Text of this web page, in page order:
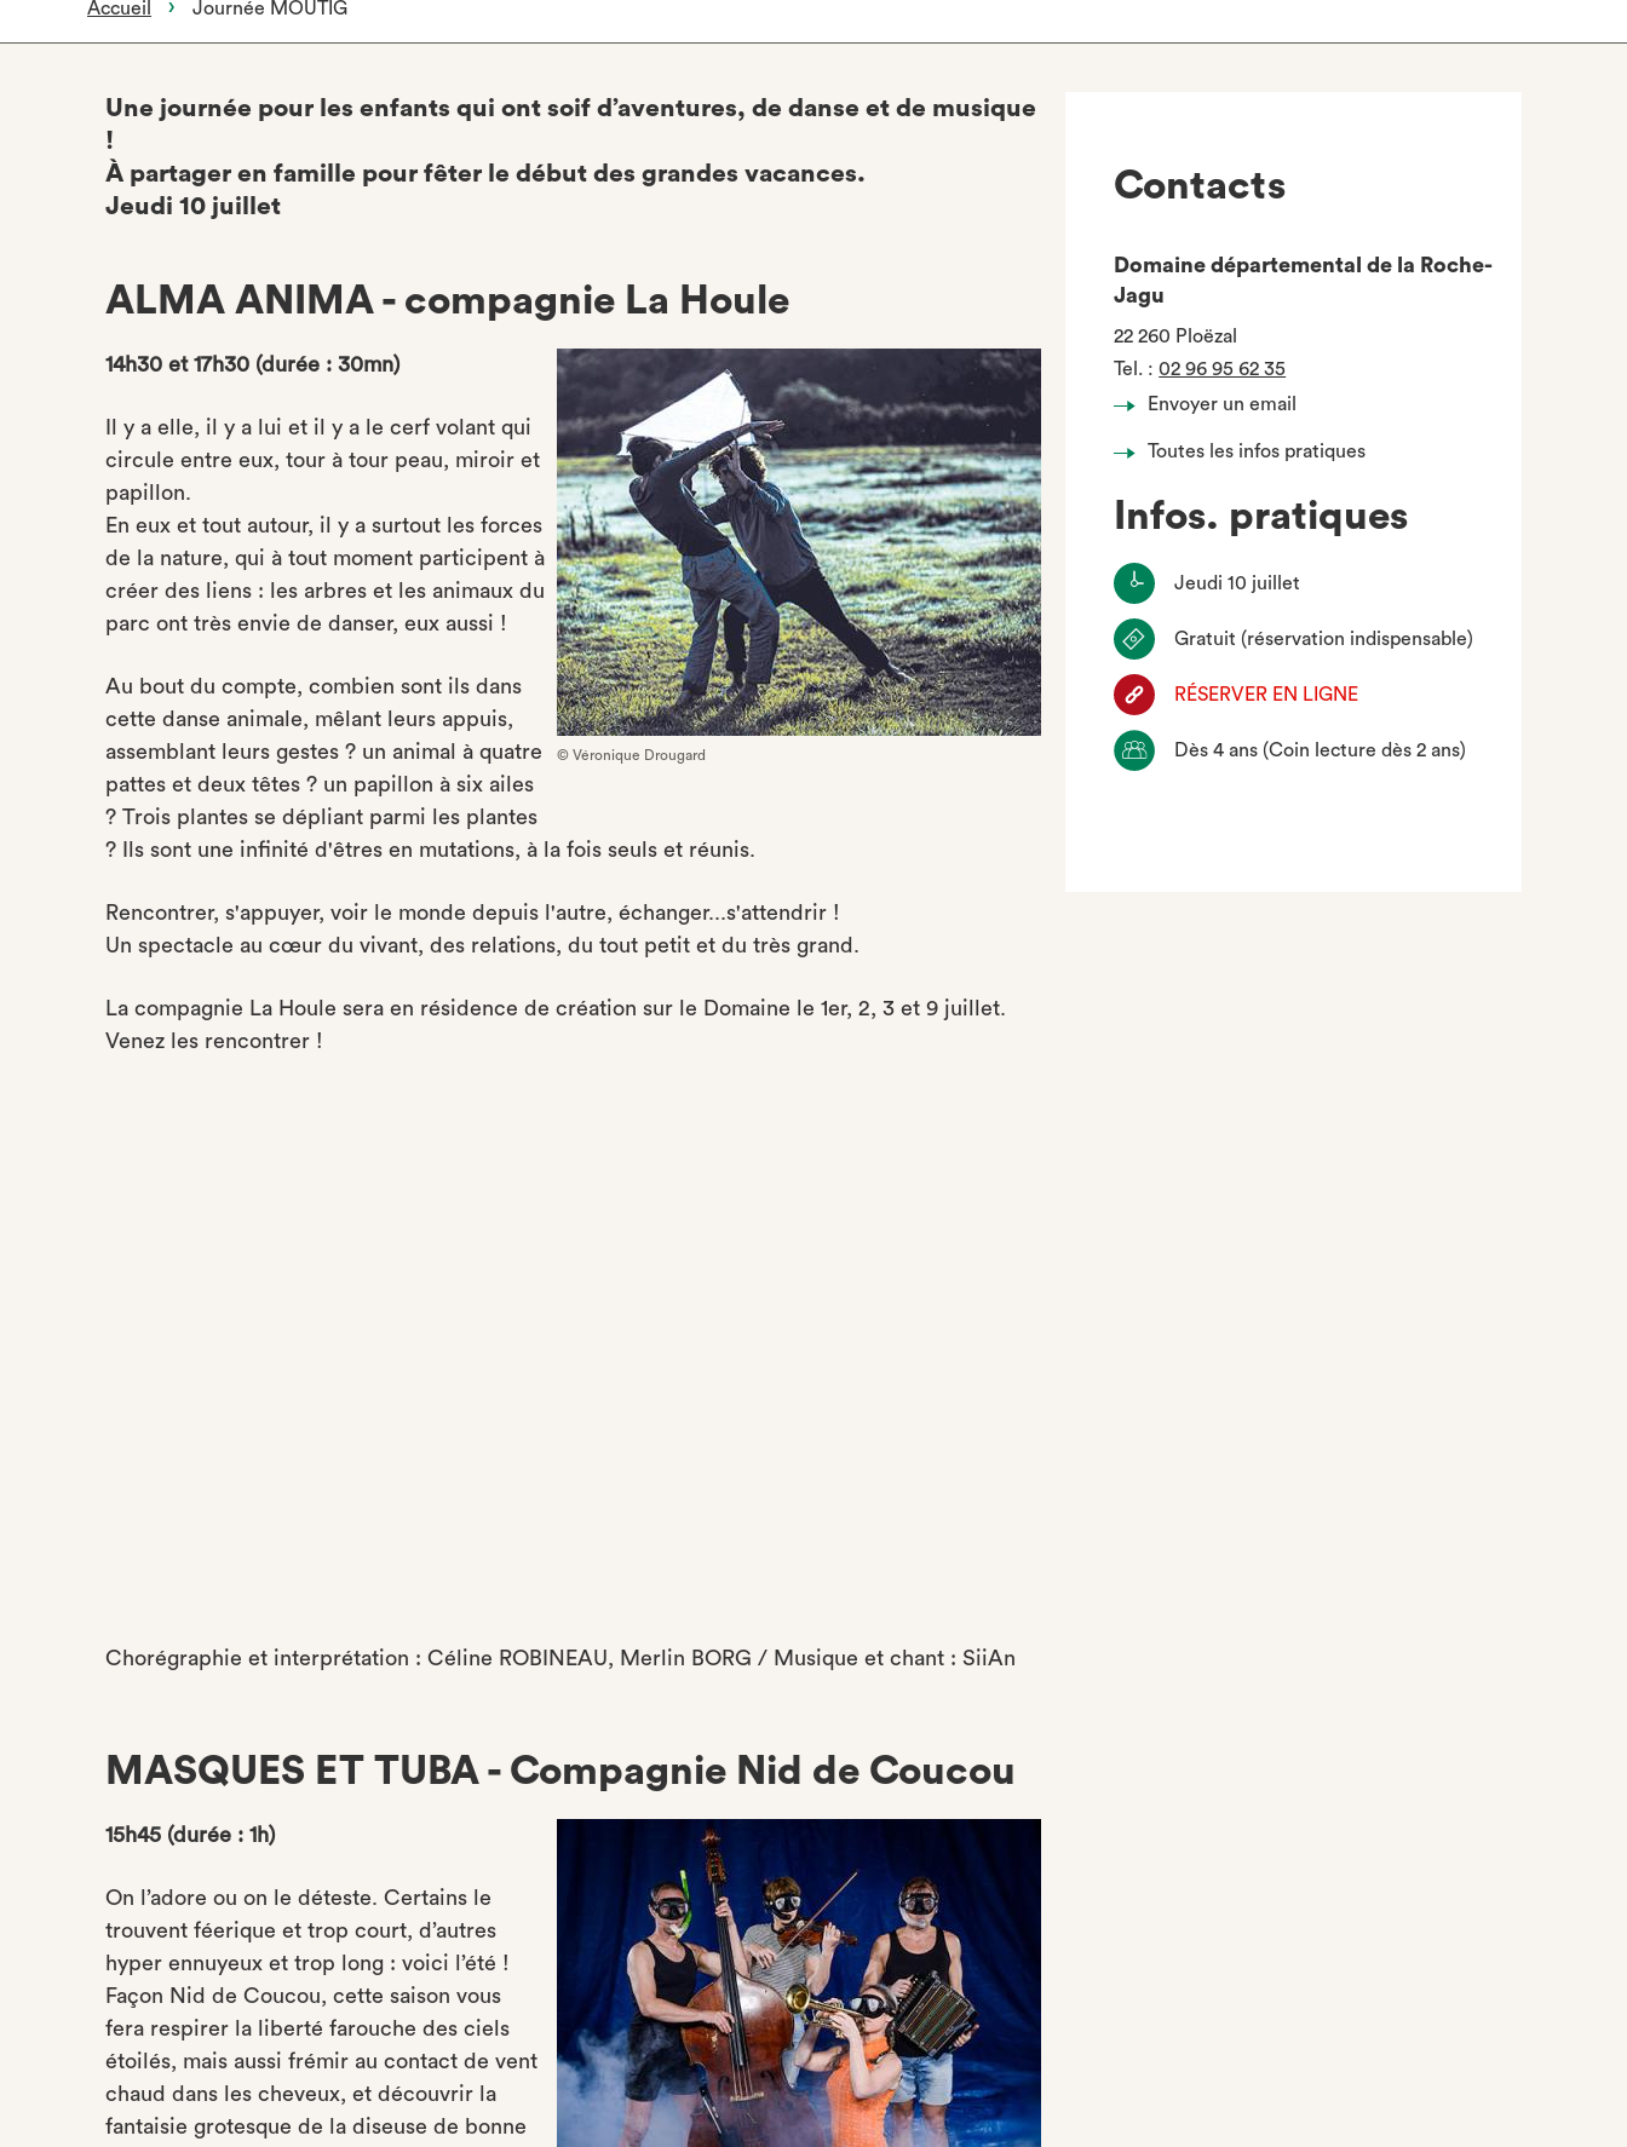
Accueil Journée MOUTIG
Une journée pour les enfants qui ont soif d’aventures, de danse et de musique
!
À partager en famille pour fêter le début des grandes vacances.
Jeudi 10 juillet
ALMA ANIMA - compagnie La Houle
© Véronique Drougard
14h30 et 17h30 (durée : 30mn)
Il y a elle, il y a lui et il y a le cerf volant qui
circule entre eux, tour à tour peau, miroir et
papillon.
En eux et tout autour, il y a surtout les forces
de la nature, qui à tout moment participent à
créer des liens : les arbres et les animaux du
parc ont très envie de danser, eux aussi !
Au bout du compte, combien sont ils dans
cette danse animale, mêlant leurs appuis,
assemblant leurs gestes ? un animal à quatre
pattes et deux têtes ? un papillon à six ailes
? Trois plantes se dépliant parmi les plantes
? Ils sont une infinité d'êtres en mutations, à la fois seuls et réunis.
Rencontrer, s'appuyer, voir le monde depuis l'autre, échanger...s'attendrir !
Un spectacle au cœur du vivant, des relations, du tout petit et du très grand.
La compagnie La Houle sera en résidence de création sur le Domaine le 1er, 2, 3 et 9 juillet.
Venez les rencontrer !
Chorégraphie et interprétation : Céline ROBINEAU, Merlin BORG / Musique et chant : SiiAn
MASQUES ET TUBA - Compagnie Nid de Coucou
15h45 (durée : 1h)
On l’adore ou on le déteste. Certains le
trouvent féerique et trop court, d’autres
hyper ennuyeux et trop long : voici l’été !
Façon Nid de Coucou, cette saison vous
fera respirer la liberté farouche des ciels
étoilés, mais aussi frémir au contact de vent
chaud dans les cheveux, et découvrir la
fantaisie grotesque de la diseuse de bonne
Contacts
Domaine départemental de la Roche-
Jagu
22 260 Ploëzal
Tel. :02 96 95 62 35
Envoyer un email
Toutes les infos pratiques
Infos. pratiques
Jeudi 10 juillet
Gratuit (réservation indispensable)
RÉSERVER EN LIGNE
Dès 4 ans (Coin lecture dès 2 ans)